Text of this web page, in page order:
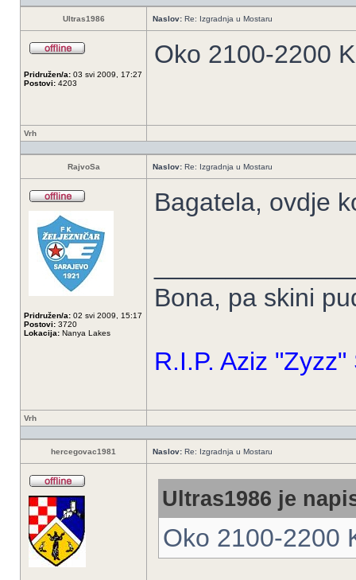
Ultras1986 Naslov: Re: Izgradnja u Mostaru
Pridružen/a: 03 svi 2009, 17:27
Postovi: 4203
Oko 2100-2200
Vrh
RajvoSa Naslov: Re: Izgradnja u Mostaru
Pridružen/a: 02 svi 2009, 15:17
Postovi: 3720
Lokacija: Nanya Lakes
Bagatela, ovdje
Bona, pa skini
R.I.P. Aziz
Vrh
hercegovac1981 Naslov: Re: Izgradnja u Mostaru
Ultras1986 je
Oko 2100-2200